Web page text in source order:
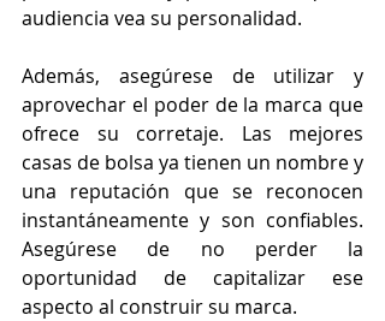
audiencia vea su personalidad.
Además, asegúrese de utilizar y
aprovechar el poder de la marca que
ofrece su corretaje. Las mejores
casas de bolsa ya tienen un nombre y
una reputación que se reconocen
instantáneamente y son confiables.
Asegúrese de no perder la
oportunidad de capitalizar ese
aspecto al construir su marca.